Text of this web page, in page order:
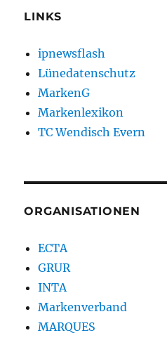
LINKS
ipnewsflash
Lünedatenschutz
MarkenG
Markenlexikon
TC Wendisch Evern
ORGANISATIONEN
ECTA
GRUR
INTA
Markenverband
MARQUES